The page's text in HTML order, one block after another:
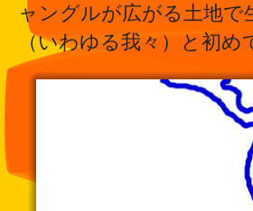
ャングルが広がる土地で
（いわゆる我々）と初め